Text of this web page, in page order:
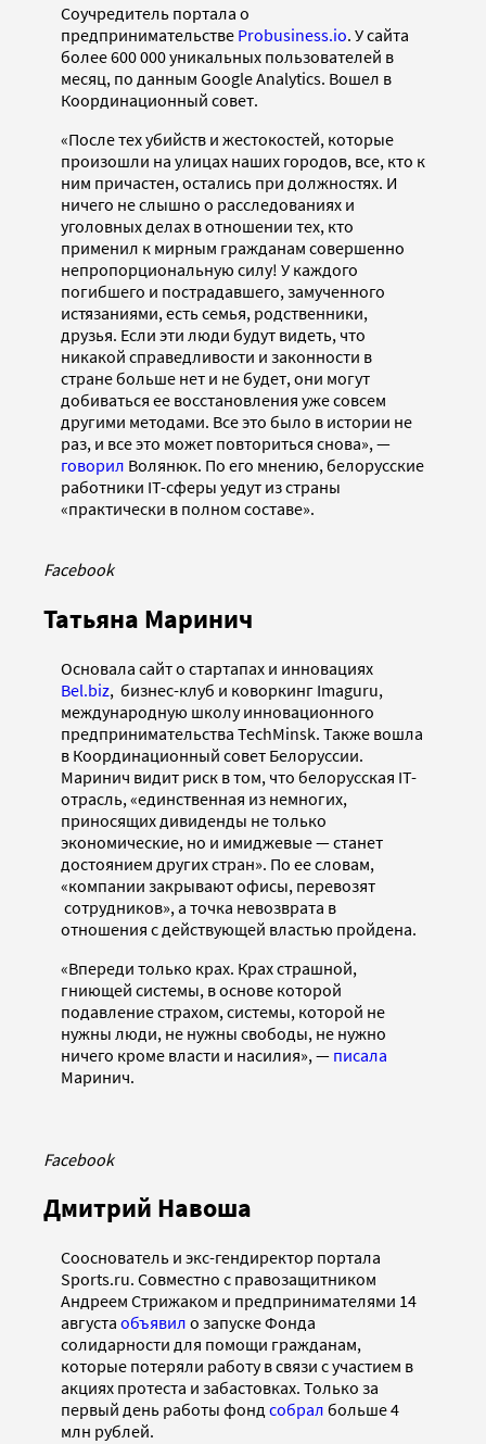
Соучредитель портала о
предпринимательстве Probusiness.io. У сайта
более 600 000 уникальных пользователей в
месяц, по данным Google Analytics. Вошел в
Координационный совет.
«После тех убийств и жестокостей, которые
произошли на улицах наших городов, все, кто к
ним причастен, остались при должностях. И
ничего не слышно о расследованиях и
уголовных делах в отношении тех, кто
применил к мирным гражданам совершенно
непропорциональную силу! У каждого
погибшего и пострадавшего, замученного
истязаниями, есть семья, родственники,
друзья. Если эти люди будут видеть, что
никакой справедливости и законности в
стране больше нет и не будет, они могут
добиваться ее восстановления уже совсем
другими методами. Все это было в истории не
раз, и все это может повториться снова», —
говорил Волянюк. По его мнению, белорусские
работники IT-сферы уедут из страны
«практически в полном составе».
Facebook
Татьяна Маринич
Основала сайт о стартапах и инновациях
Bel.biz, бизнес-клуб и коворкинг Imaguru,
международную школу инновационного
предпринимательства TechMinsk. Также вошла
в Координационный совет Белоруссии.
Маринич видит риск в том, что белорусская IT-
отрасль, «единственная из немногих,
приносящих дивиденды не только
экономические, но и имиджевые — станет
достоянием других стран». По ее словам,
«компании закрывают офисы, перевозят
сотрудников», а точка невозврата в
отношения с действующей властью пройдена.
«Впереди только крах. Крах страшной,
гниющей системы, в основе которой
подавление страхом, системы, которой не
нужны люди, не нужны свободы, не нужно
ничего кроме власти и насилия», — писала
Маринич.
Facebook
Дмитрий Навоша
Сооснователь и экс-гендиректор портала
Sports.ru. Совместно с правозащитником
Андреем Стрижаком и предпринимателями 14
августа объявил о запуске Фонда
солидарности для помощи гражданам,
которые потеряли работу в связи с участием в
акциях протеста и забастовках. Только за
первый день работы фондсобрал больше 4
млн рублей.